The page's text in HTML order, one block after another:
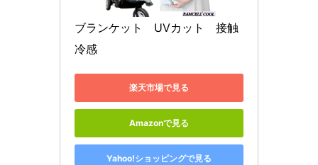
ブランケット　UVカット　接触
冷感
楽天市場で見る
Amazonで見る
Yahoo!ショッピングで見る